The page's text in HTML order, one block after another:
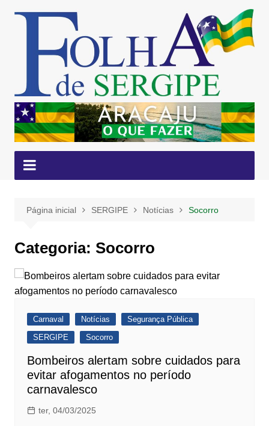
conteúdo
Página inicial SERGIPE Notícias Socorro
Categoria: Socorro
Carnaval Notícias
Segurança Pública
SERGIPE
Socorro
Bombeiros alertam sobre cuidados para
evitar afogamentos no período
carnavalesco
ter, 04/03/2025